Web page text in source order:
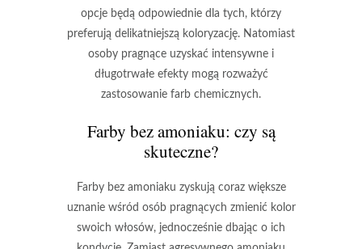
opcje będą odpowiednie dla tych, którzy
preferują delikatniejszą koloryzację. Natomiast
osoby pragnące uzyskać intensywne i
długotrwałe efekty mogą rozważyć
zastosowanie farb chemicznych.
Farby bez amoniaku: czy są
skuteczne?
Farby bez amoniaku zyskują coraz większe
uznanie wśród osób pragnących zmienić kolor
swoich włosów, jednocześnie dbając o ich